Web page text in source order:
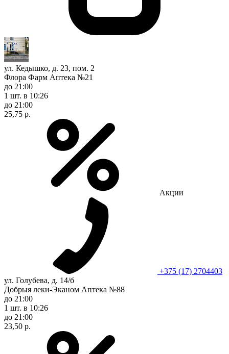
ул. Кедышко, д. 23, пом. 2
Флора Фарм Аптека №21
до 21:00
1 шт. в 10:26
до 21:00
25,75 р.
Акции
+375 (17) 2704403
ул. Голубева, д. 14/б
Добрыя леки-Эканом Аптека №88
до 21:00
1 шт. в 10:26
до 21:00
23,50 р.